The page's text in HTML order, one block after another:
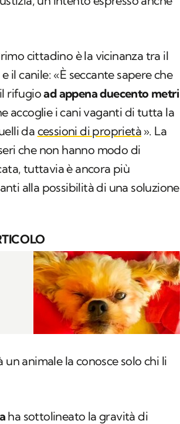
cittadino è la vicinanza tra il
canile: «È seccante sapere che
rifugioad appena duecento metri
accoglie i cani vaganti di tutta la
da cessioni di proprietà». La
che non hanno modo di
tuttavia è ancora più
alla possibilità di una soluzione
animale la conosce solo chi li
ha sottolineato la gravità di